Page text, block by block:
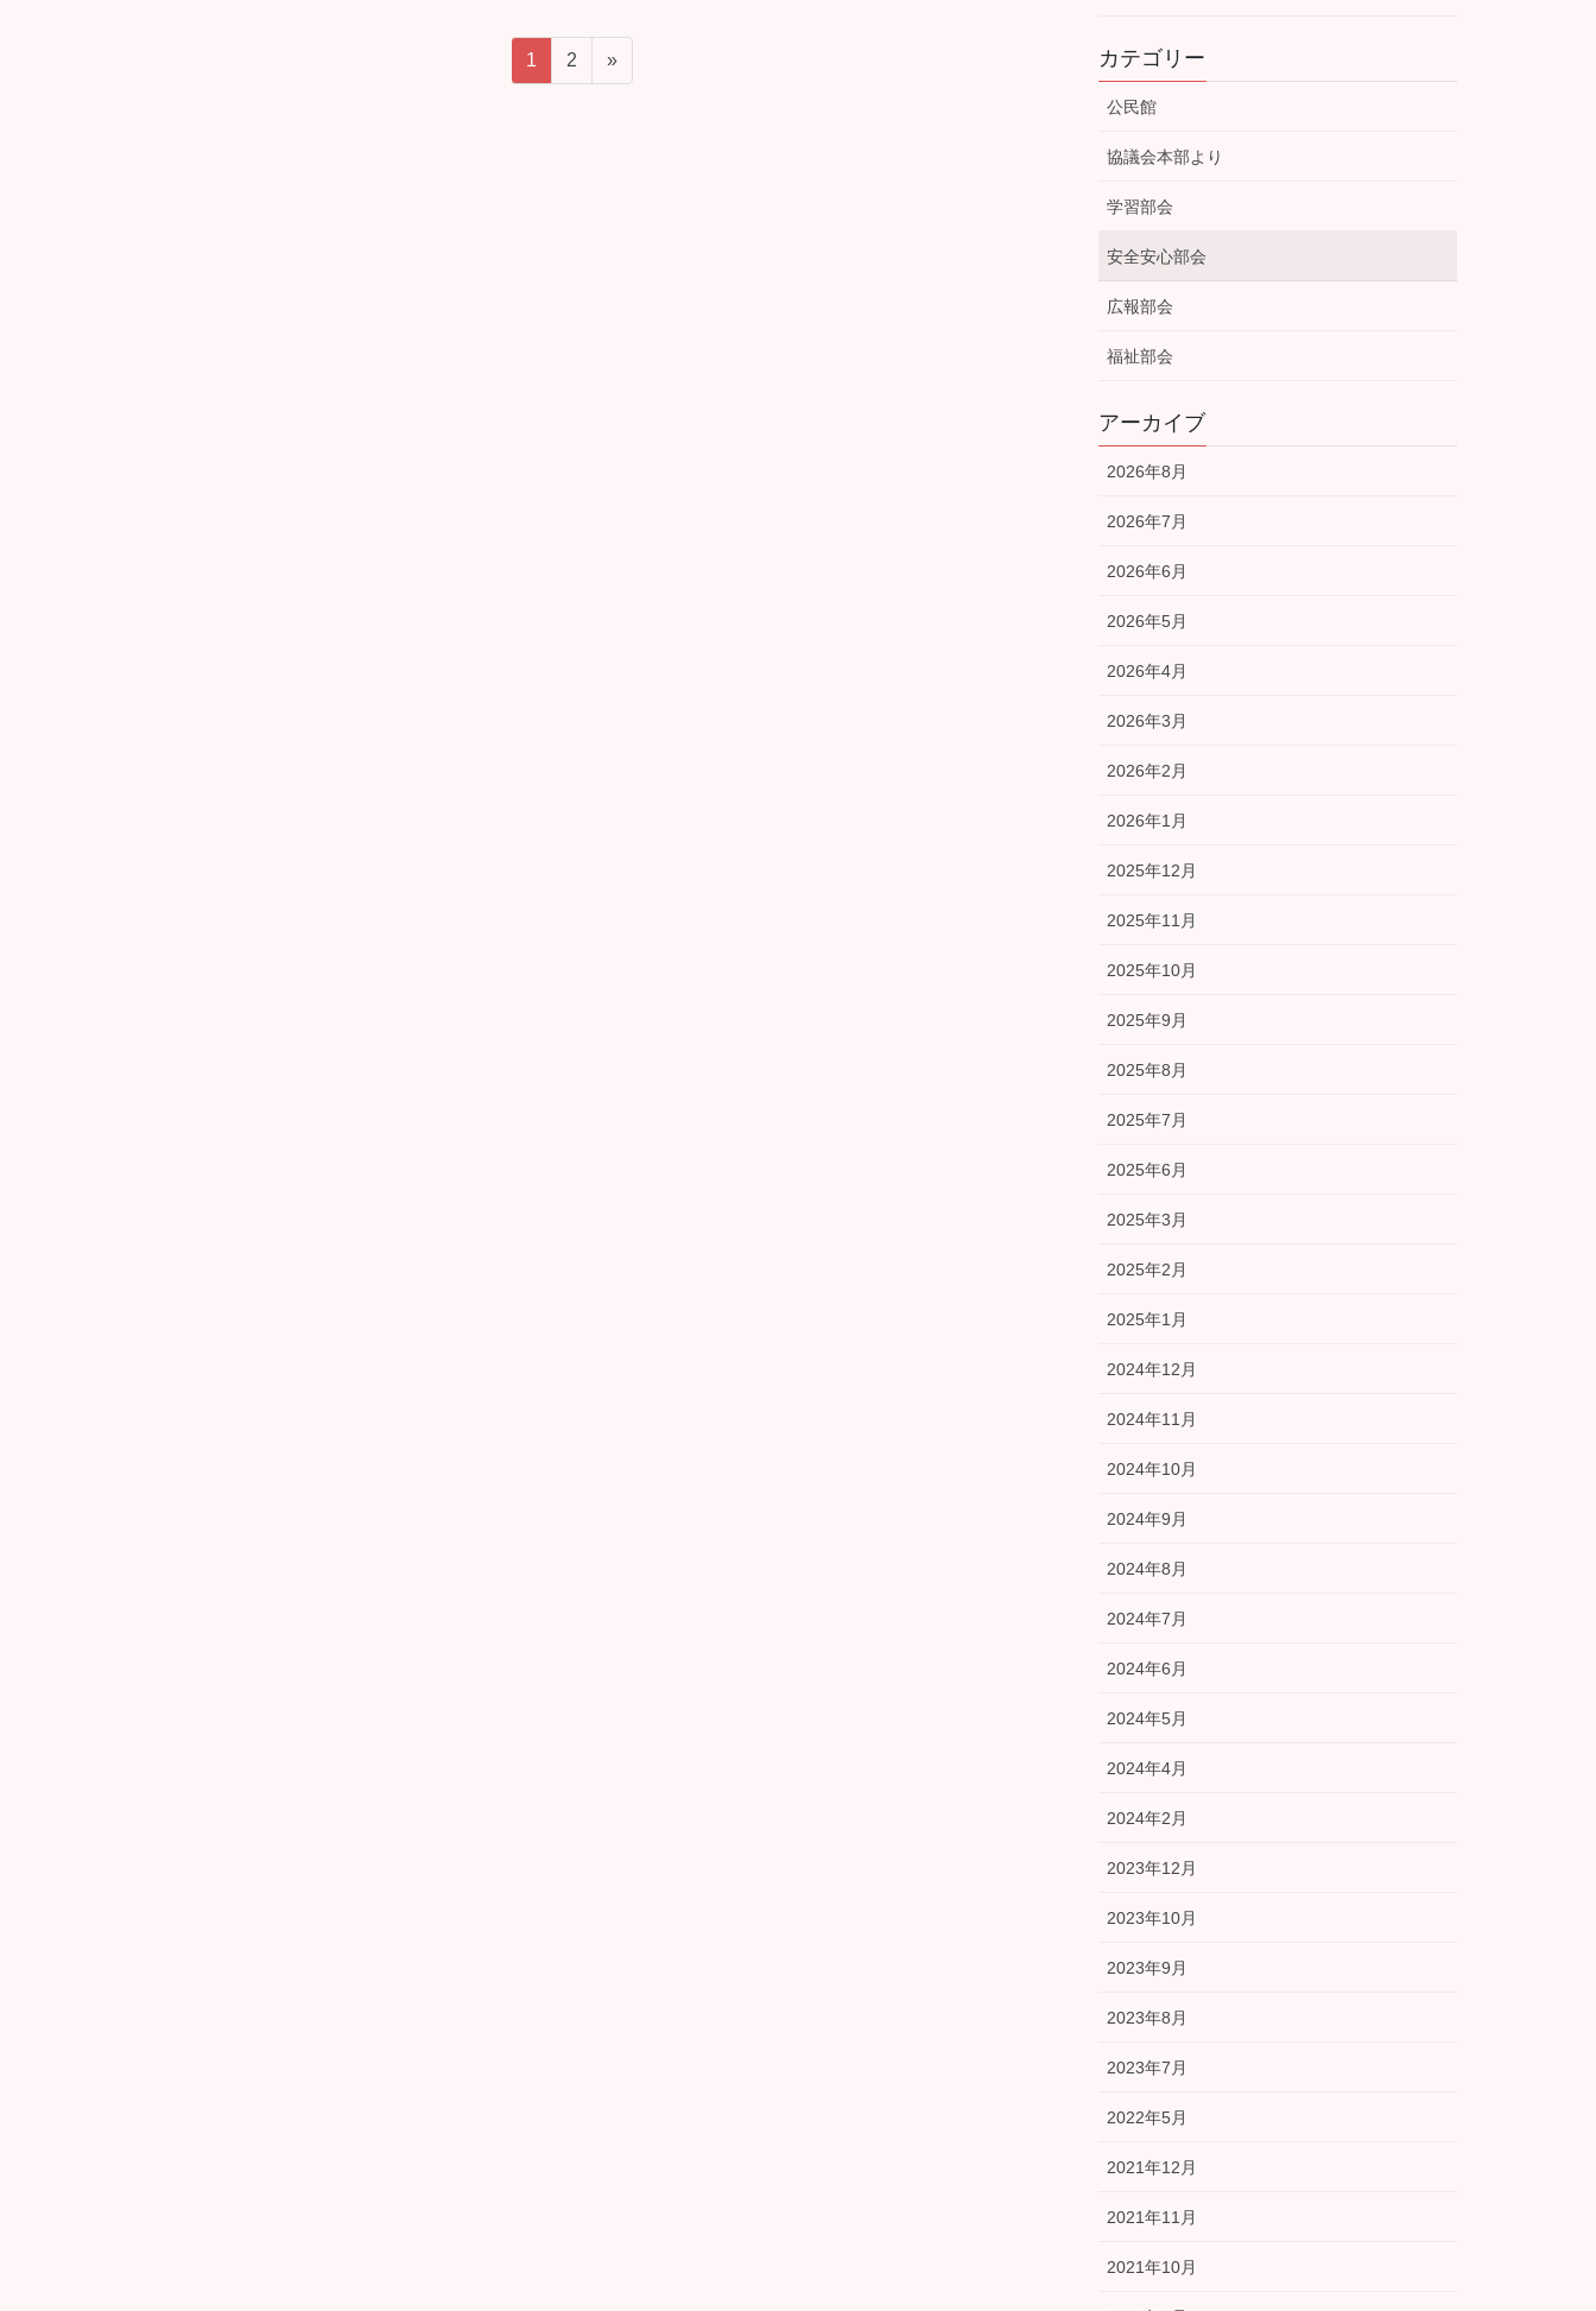
固
定
1
固
定
2 » カテゴリー
公民館
協議会本部より
学習部会
安全安心部会
広報部会
福祉部会
アーカイブ
2026年8月
2026年7月
2026年6月
2026年5月
2026年4月
2026年3月
2026年2月
2026年1月
2025年12月
2025年11月
2025年10月
2025年9月
2025年8月
2025年7月
2025年6月
2025年3月
2025年2月
2025年1月
2024年12月
2024年11月
2024年10月
2024年9月
2024年8月
2024年7月
2024年6月
2024年5月
2024年4月
2024年2月
2023年12月
2023年10月
2023年9月
2023年8月
2023年7月
2022年5月
2021年12月
2021年11月
2021年10月